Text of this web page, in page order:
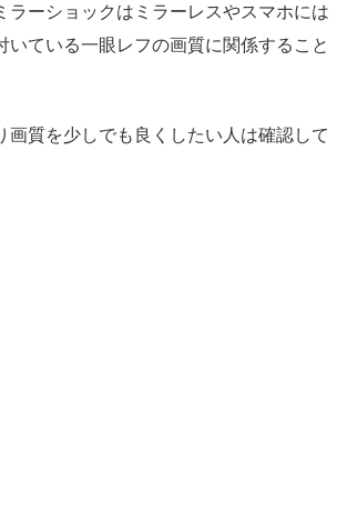
ラーショックはミラーレスやスマホには
いている一眼レフの画質に関係すること
画質を少しでも良くしたい人は確認して